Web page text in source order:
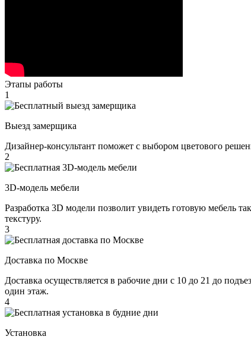
Этапы работы
1
Выезд замерщика
Дизайнер-консультант поможет с выбором цветового
2
3D-модель мебели
Разработка 3D модели позволит увидеть готовую мебель
текстуру.
3
Доставка по Москве
Доставка осуществляется в рабочие дни с 10 до 21 до
один этаж.
4
Установка